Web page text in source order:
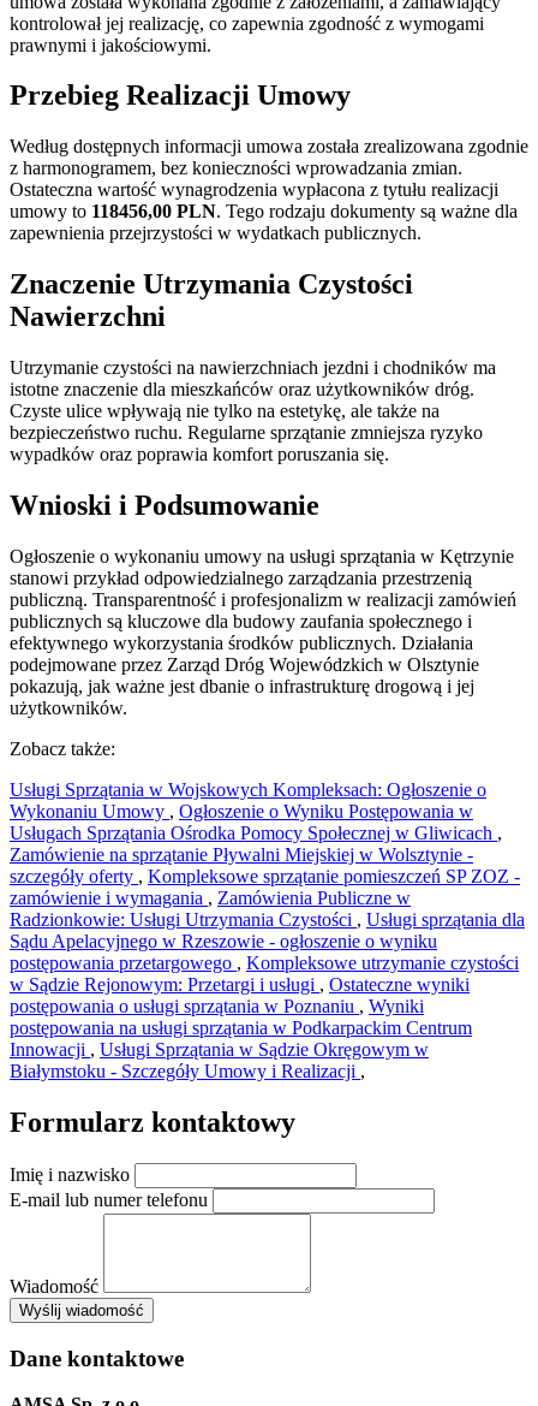
kontrolował jej realizację, co zapewnia zgodność z wymogami
prawnymi i jakościowymi.
Przebieg Realizacji Umowy
Według dostępnych informacji umowa została zrealizowana zgodnie
z harmonogramem, bez konieczności wprowadzania zmian.
Ostateczna wartość wynagrodzenia wypłacona z tytułu realizacji
umowy to 118456,00 PLN. Tego rodzaju dokumenty są ważne dla
zapewnienia przejrzystości w wydatkach publicznych.
Znaczenie Utrzymania Czystości
Nawierzchni
Utrzymanie czystości na nawierzchniach jezdni i chodników ma
istotne znaczenie dla mieszkańców oraz użytkowników dróg.
Czyste ulice wpływają nie tylko na estetykę, ale także na
bezpieczeństwo ruchu. Regularne sprzątanie zmniejsza ryzyko
wypadków oraz poprawia komfort poruszania się.
Wnioski i Podsumowanie
Ogłoszenie o wykonaniu umowy na usługi sprzątania w Kętrzynie
stanowi przykład odpowiedzialnego zarządzania przestrzenią
publiczną. Transparentność i profesjonalizm w realizacji zamówień
publicznych są kluczowe dla budowy zaufania społecznego i
efektywnego wykorzystania środków publicznych. Działania
podejmowane przez Zarząd Dróg Wojewódzkich w Olsztynie
pokazują, jak ważne jest dbanie o infrastrukturę drogową i jej
użytkowników.
Zobacz także:
Usługi Sprzątania w Wojskowych Kompleksach: Ogłoszenie o
Wykonaniu Umowy , Ogłoszenie o Wyniku Postępowania w
Usługach Sprzątania Ośrodka Pomocy Społecznej w Gliwicach ,
Zamówienie na sprzątanie Pływalni Miejskiej w Wolsztynie -
szczegóły oferty , Kompleksowe sprzątanie pomieszczeń SP ZOZ -
zamówienie i wymagania , Zamówienia Publiczne w
Radzionkowie: Usługi Utrzymania Czystości , Usługi sprzątania dla
Sądu Apelacyjnego w Rzeszowie - ogłoszenie o wyniku
postępowania przetargowego , Kompleksowe utrzymanie czystości
w Sądzie Rejonowym: Przetargi i usługi , Ostateczne wyniki
postępowania o usługi sprzątania w Poznaniu , Wyniki
postępowania na usługi sprzątania w Podkarpackim Centrum
Innowacji , Usługi Sprzątania w Sądzie Okręgowym w
Białymstoku - Szczegóły Umowy i Realizacji ,
Formularz kontaktowy
Imię i nazwisko
E-mail lub numer telefonu
Wiadomość
Wyślij wiadomośćAMSA Sp. z o.o. - ul. Blokowa 8, Warszawa
+
−
Dane kontaktowe